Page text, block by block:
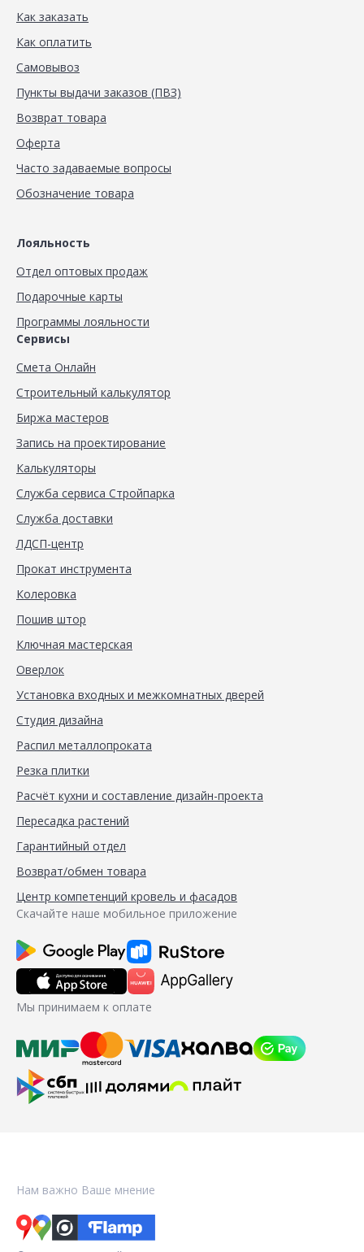
Как заказать
Как оплатить
Самовывоз
Пункты выдачи заказов (ПВЗ)
Возврат товара
Оферта
Часто задаваемые вопросы
Обозначение товара
Лояльность
Отдел оптовых продаж
Подарочные карты
Программы лояльности
Сервисы
Смета Онлайн
Строительный калькулятор
Биржа мастеров
Запись на проектирование
Калькуляторы
Служба сервиса Стройпарка
Служба доставки
ЛДСП-центр
Прокат инструмента
Колеровка
Пошив штор
Ключная мастерская
Оверлок
Установка входных и межкомнатных дверей
Студия дизайна
Распил металлопроката
Резка плитки
Расчёт кухни и составление дизайн-проекта
Пересадка растений
Гарантийный отдел
Возврат/обмен товара
Центр компетенций кровель и фасадов
Скачайте наше мобильное приложение
Мы принимаем к оплате
Нам важно Ваше мнение